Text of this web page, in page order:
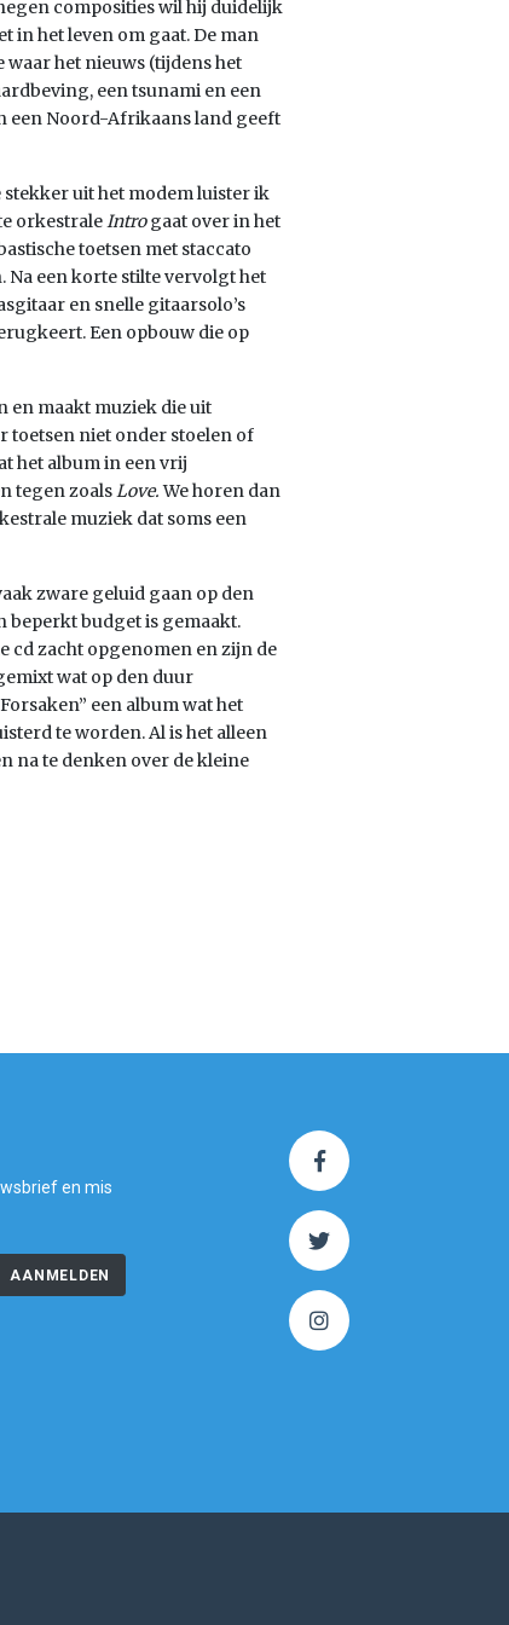
composities wil hij duidelijk
in het leven om gaat. De man
het nieuws (tijdens het
een tsunami en een
een Noord-Afrikaans land geeft
uit het modem luister ik
orkestraleIntrogaat over in het
toetsen met staccato
een korte stilte vervolgt het
en snelle gitaarsolo’s
Een opbouw die op
en maakt muziek die uit
toetsen niet onder stoelen of
het album in een vrij
tegen zoalsLove.We horen dan
muziek dat soms een
zware geluid gaan op den
beperkt budget is gemaakt.
cd zacht opgenomen en zijn de
wat op den duur
een album wat het
te worden. Al is het alleen
na te denken over de kleine
en mis
AANMELDEN